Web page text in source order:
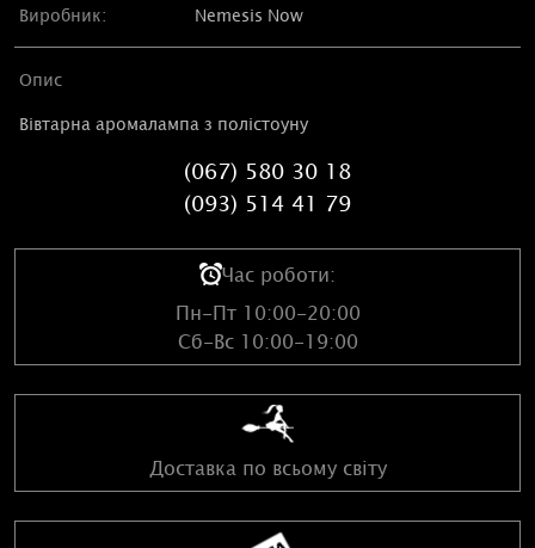
Виробник: Nemesis Now
Опис
Вівтарна аромалампа з полістоуну
(067) 580 30 18
(093) 514 41 79
Час роботи:
Пн-Пт 10:00-20:00
Сб-Вс 10:00-19:00
Доставка по всьому світу